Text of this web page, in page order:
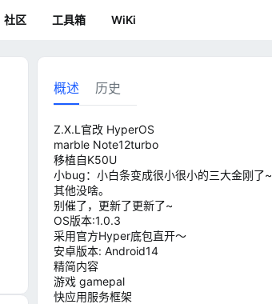
社区 工具箱 WiKi
概述 历史
Z.X.L官改 HyperOS
marble Note12turbo
移植自K50U
小bug：小白条变成很小很小的三大金刚了
其他没啥。
别催了，更新了更新了~
OS版本:1.0.3
采用官方Hyper底包直开～
安卓版本: Android14
精简内容
游戏 gamepal
快应用服务框架